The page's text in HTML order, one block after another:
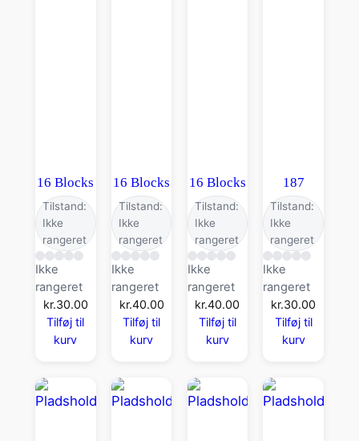
16 Blocks
Tilstand:
Ikke
rangeret
Ikke
rangeret
kr.30.00
Tilføj til
kurv
16 Blocks
Tilstand:
Ikke
rangeret
Ikke
rangeret
kr.40.00
Tilføj til
kurv
16 Blocks
Tilstand:
Ikke
rangeret
Ikke
rangeret
kr.40.00
Tilføj til
kurv
187
Tilstand:
Ikke
rangeret
Ikke
rangeret
kr.30.00
Tilføj til
kurv